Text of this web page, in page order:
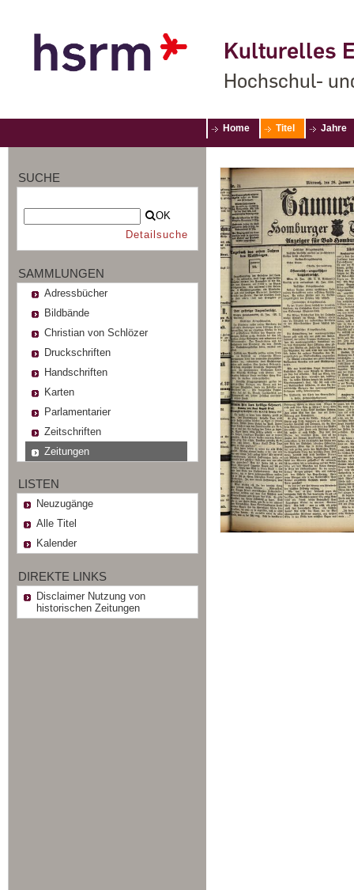
Kulturelles
Hochschul-
Home Titel Jahre
SUCHE
OK
Detailsuche
SAMMLUNGEN
Adressbücher
Bildbände
Christian von Schlözer
Druckschriften
Handschriften
Karten
Parlamentarier
Zeitschriften
Zeitungen
LISTEN
Neuzugänge
Alle Titel
Kalender
DIREKTE LINKS
Disclaimer Nutzung von
historischen Zeitungen